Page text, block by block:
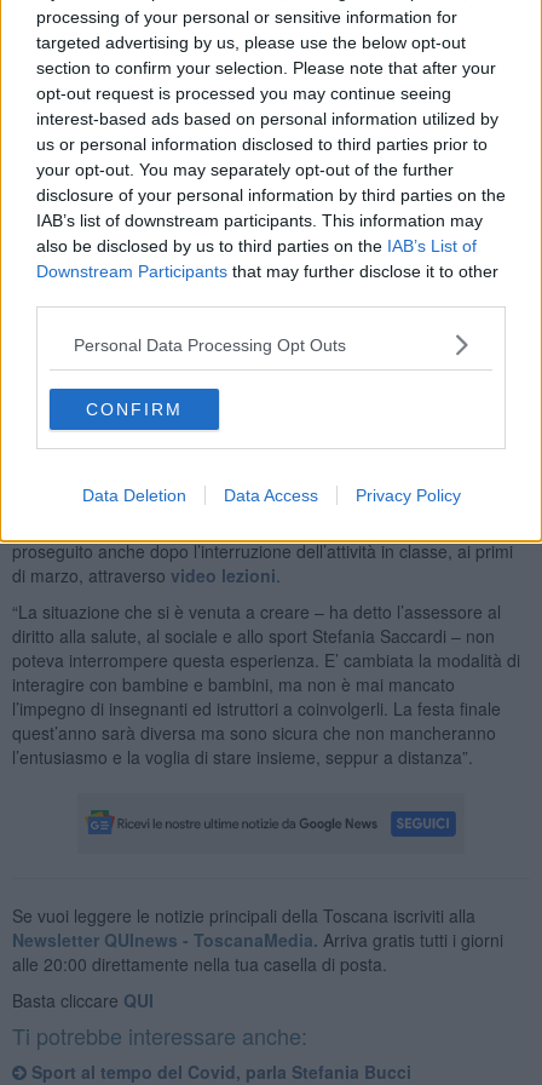
processing of your personal or sensitive information for
targeted advertising by us, please use the below opt-out
section to confirm your selection. Please note that after your
opt-out request is processed you may continue seeing
interest-based ads based on personal information utilized by
us or personal information disclosed to third parties prior to
your opt-out. You may separately opt-out of the further
disclosure of your personal information by third parties on the
IAB’s list of downstream participants. This information may
also be disclosed by us to third parties on the IAB’s List of
Downstream Participants that may further disclose it to other
Personal Data Processing Opt Outs
CONFIRM
Data Deletion Data Access Privacy Policy
esigenze di studenti e famiglie. Le attività motorie sono state
proposte in modalità asincrona, sotto forma di video lezioni e slides
nel rispetto dei criteri che caratterizzano il progetto e degli obiettivi
specifici per ogni classe, con lezioni idonee agli ambienti domestici
e valorizzando l’aspetto relazionale ‘a distanza’.
Per partecipare basterà collegarsi a
https://bit.ly/SportScuolaCompagnidiBanco. Alunni e genitori
potranno giocare nelle proprie case e inviare video o foto al
https://forms.gle/fGx7r6fD9d9Wmf1Q7. Il materiale sarà montato
sotto forma di video e presentato in occasione della festa finale.
Il progetto, realizzato da Regione Toscana nell’ambito del progetto
GiovaniSì, Ufficio Scolastico Regionale per la Toscana, Università
degli Studi di Firenze, Università di Pisa, Coni Toscana e Comitato
dell’educazione fisica nelle classi prima e seconda delle scuole
proseguito anche dopo l’interruzione dell’attività in classe, ai primi
di marzo, attraverso video lezioni
“La situazione che si è venuta a creare – ha detto l’assessore al
diritto alla salute, al sociale e allo sport Stefania Saccardi – non
poteva interrompere questa esperienza. E’ cambiata la modalità di
interagire con bambine e bambini, ma non è mai mancato
l’impegno di insegnanti ed istruttori a coinvolgerli. La festa finale
quest’anno sarà diversa ma sono sicura che non mancheranno
l’entusiasmo e la voglia di stare insieme, seppur a distanza”.
Se vuoi leggere le notizie principali della Toscana iscriviti alla
Newsletter QUInews - ToscanaMedia. Arriva gratis tutti i giorni
alle 20:00 direttamente nella tua casella di posta.
Basta cliccare QUI
Ti potrebbe interessare anche:
Sport al tempo del Covid, parla Stefania Bucci